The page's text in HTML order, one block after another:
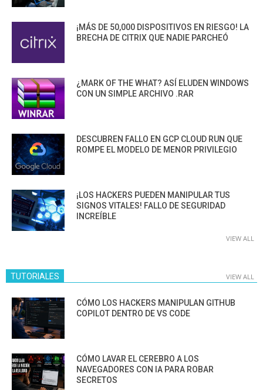
¡MÁS DE 50,000 DISPOSITIVOS EN RIESGO! LA
BRECHA DE CITRIX QUE NADIE PARCHEÓ
¿MARK OF THE WHAT? ASÍ ELUDEN WINDOWS
CON UN SIMPLE ARCHIVO .RAR
DESCUBREN FALLO EN GCP CLOUD RUN QUE
ROMPE EL MODELO DE MENOR PRIVILEGIO
¡LOS HACKERS PUEDEN MANIPULAR TUS
SIGNOS VITALES! FALLO DE SEGURIDAD
INCREÍBLE
VIEW ALL
TUTORIALES VIEW ALL
CÓMO LOS HACKERS MANIPULAN GITHUB
COPILOT DENTRO DE VS CODE
CÓMO LAVAR EL CEREBRO A LOS
NAVEGADORES CON IA PARA ROBAR
SECRETOS